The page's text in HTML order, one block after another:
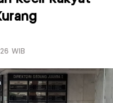
WIB